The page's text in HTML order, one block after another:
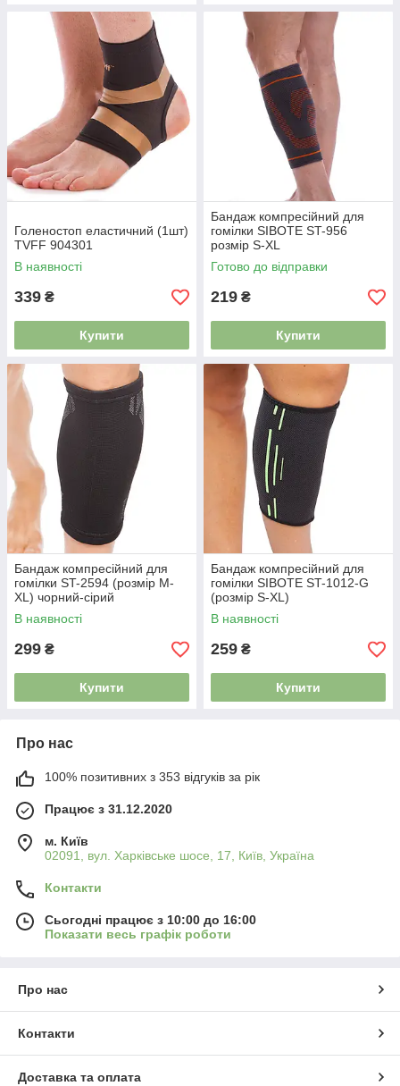
Голеностоп еластичний (1шт)
TVFF 904301
В наявності
339 ₴
Купити
Бандаж компресійний для
гомілки SIBOTE ST-956
розмір S-XL
Готово до відправки
219 ₴
Купити
Бандаж компресійний для
гомілки ST-2594 (розмір M-
XL) чорний-сірий
В наявності
299 ₴
Купити
Бандаж компресійний для
гомілки SIBOTE ST-1012-G
(розмір S-XL)
В наявності
259 ₴
Купити
Про нас
100% позитивних з 353 відгуків за рік
Працює з 31.12.2020
м. Київ
02091, вул. Харківське шосе, 17, Київ, Україна
Контакти
Сьогодні працює з 10:00 до 16:00
Показати весь графік роботи
Про нас
Контакти
Доставка та оплата